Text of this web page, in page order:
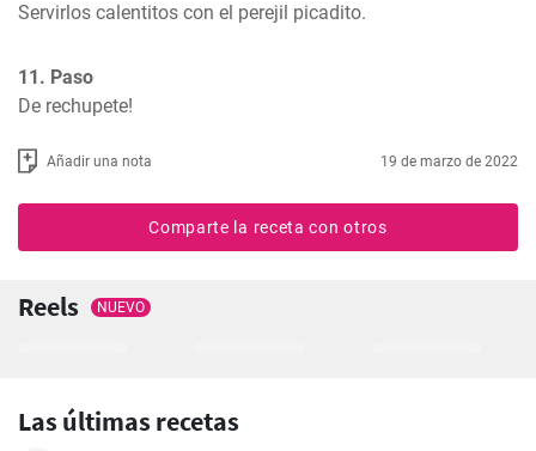
Servirlos calentitos con el perejil picadito.
11. Paso
De rechupete!
Añadir una nota 19 de marzo de 2022
Comparte la receta con otros
Reels NUEVO
Las últimas recetas